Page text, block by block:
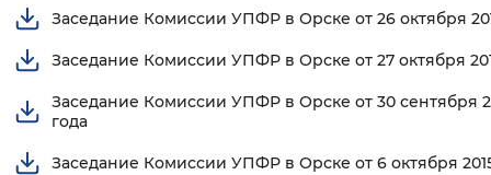
Заседание Комиссии УПФР в Орске от 26 октября
Заседание Комиссии УПФР в Орске от 27 октября
Заседание Комиссии УПФР в Орске от 30 сентября
года
Заседание Комиссии УПФР в Орске от 6 октября